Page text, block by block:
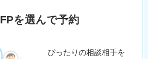
FPを選んで予約
ぴったりの相談相手を